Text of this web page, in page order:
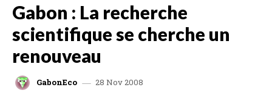
Gabon : La recherche
scientifique se cherche un
renouveau
GabonEco 28 Nov 2008